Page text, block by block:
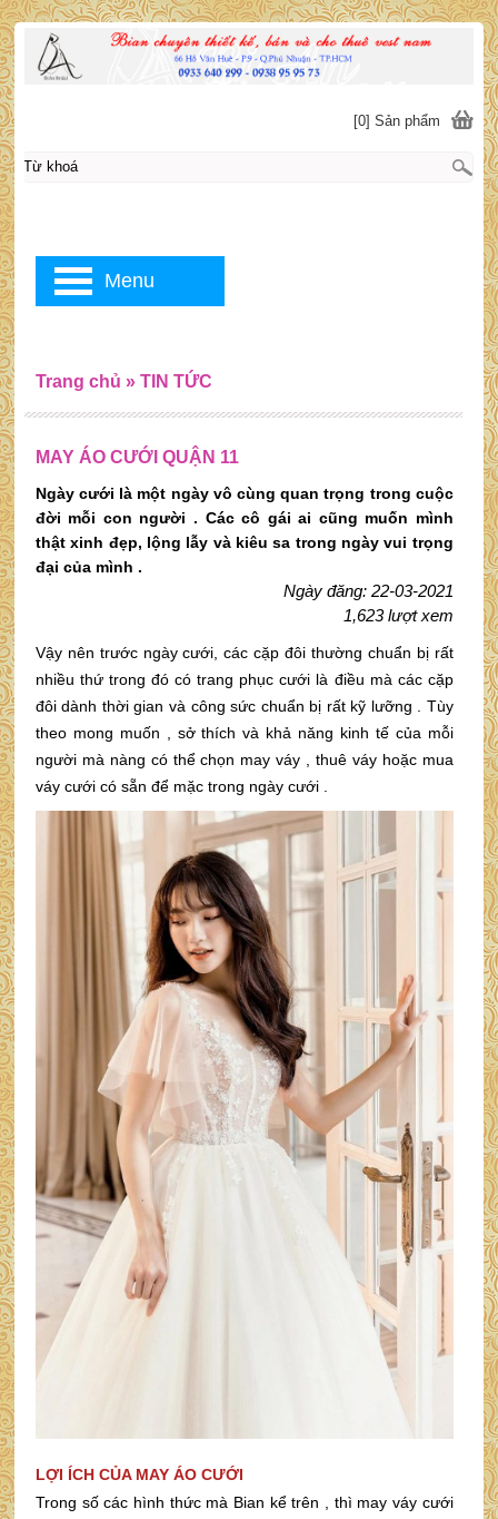
MAY ÁO CƯỚI QUẬN 11
Ngày cưới là một ngày vô cùng quan trọng trong cuộc
đời mỗi con người . Các cô gái ai cũng muốn mình
thật xinh đẹp, lộng lẫy và kiêu sa trong ngày vui trọng
đại của mình .
Ngày đăng: 22-03-2021
1,623 lượt xem
Vậy nên trước ngày cưới, các cặp đôi thường chuẩn bị rất
nhiều thứ trong đó có trang phục cưới là điều mà các cặp
đôi dành thời gian và công sức chuẩn bị rất kỹ lưỡng . Tùy
theo mong muốn , sở thích và khả năng kinh tế của mỗi
người mà nàng có thể chọn may váy , thuê váy hoặc mua
váy cưới có sẵn để mặc trong ngày cưới .
LỢI ÍCH CỦA MAY ÁO CƯỚI
Trong số các hình thức mà Bian kể trên , thì may váy cưới
Trang chủ » TIN TỨC
[0] Sản phẩm
Menu